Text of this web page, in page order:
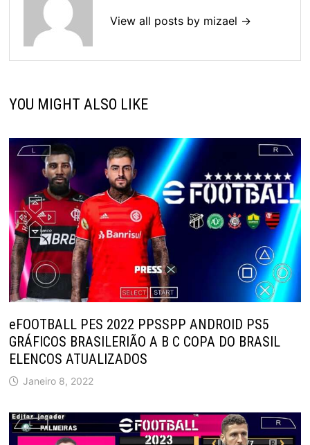
View all posts by mizael →
YOU MIGHT ALSO LIKE
eFOOTBALL PES 2022 PPSSPP ANDROID PS5
GRÁFICOS BRASILERIÃO A B C COPA DO BRASIL
ELENCOS ATUALIZADOS
Janeiro 8, 2022